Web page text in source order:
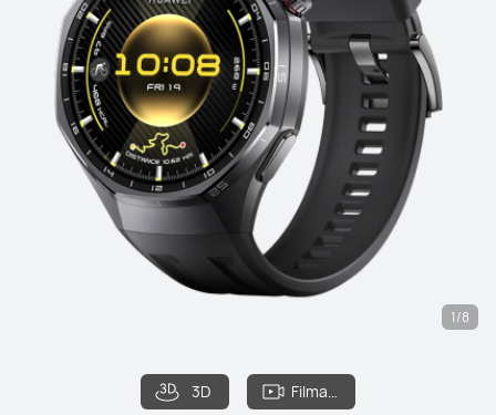
3D Filmato
1/8